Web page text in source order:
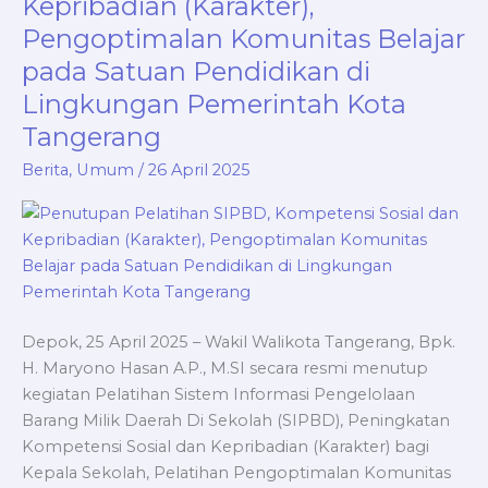
Pengoptimalan Komunitas Belajar
pada Satuan Pendidikan di
Lingkungan Pemerintah Kota
Tangerang
Berita, Umum /26 April 2025
Depok, 25 April 2025 – Wakil Walikota Tangerang, Bpk.
H. Maryono Hasan A.P., M.SI secara resmi menutup
kegiatan Pelatihan Sistem Informasi Pengelolaan
Barang Milik Daerah Di Sekolah (SIPBD), Peningkatan
Kompetensi Sosial dan Kepribadian (Karakter) bagi
Kepala Sekolah, Pelatihan Pengoptimalan Komunitas
Kompetensi
Sosial
dan
Kepribadian
(Karakter),
Pengoptimalan
Komunitas
Belajar
pada
Satuan
Pendidikan
di
Pemerintah
Tangerang